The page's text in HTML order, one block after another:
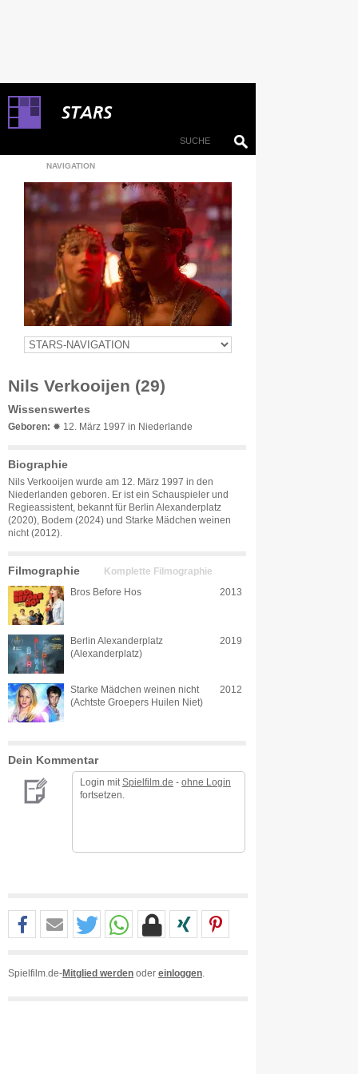
NAVIGATION
Nils Verkooijen (29)
Wissenswertes
Geboren: ✹ 12. März 1997 in Niederlande
Biographie
Nils Verkooijen wurde am 12. März 1997 in den
Niederlanden geboren. Er ist ein Schauspieler und
Regieassistent, bekannt für Berlin Alexanderplatz
(2020), Bodem (2024) und Starke Mädchen weinen
nicht (2012).
Filmographie Komplette Filmographie
Bros Before Hos 2013
Berlin Alexanderplatz
(Alexanderplatz)
2019
Starke Mädchen weinen nicht
(Achtste Groepers Huilen Niet)
2012
Dein Kommentar
Login mit Spielfilm.de - ohne Login
fortsetzen.
Spielfilm.de-Mitglied werden oder einloggen